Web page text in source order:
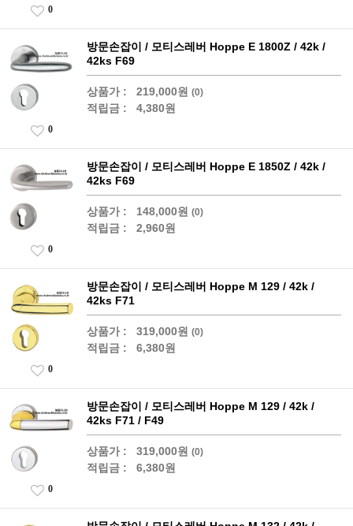
0
방문손잡이 / 모티스레버 Hoppe E 1800Z / 42k /
42ks F69
상품가 : 219,000원 (0)
적립금 : 4,380원
0
방문손잡이 / 모티스레버 Hoppe E 1850Z / 42k /
42ks F69
상품가 : 148,000원 (0)
적립금 : 2,960원
0
방문손잡이 / 모티스레버 Hoppe M 129 / 42k /
42ks F71
상품가 : 319,000원 (0)
적립금 : 6,380원
0
방문손잡이 / 모티스레버 Hoppe M 129 / 42k /
42ks F71 / F49
상품가 : 319,000원 (0)
적립금 : 6,380원
0